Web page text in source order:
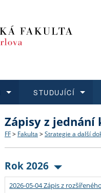
Struktura a historie
Strategie a další
Podpora a benefity pro
Co studovat a jak se
Učitelské studijní
Informace k průběhu
STUDUJÍCÍ
Bakalářské a magisterské
Doktorské studium
Rigorózní řízení
O vědě a výzkumu na FF
Akademické kvalifikace
Granty a projekty
Aktuální nabídky a
Vyjíždějící studenti
Přijíždějící studenti
Zápisy z jednání
FF > Fakulta > Strategie a další
Rok 2026
2026-05-04 Zápis z